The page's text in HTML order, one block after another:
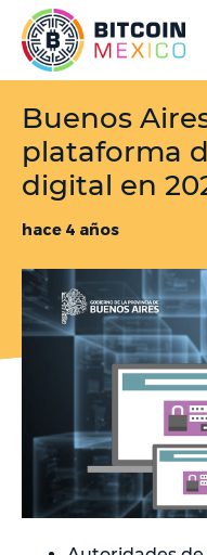
Buenos
plataforma
digital en
hace 4 años